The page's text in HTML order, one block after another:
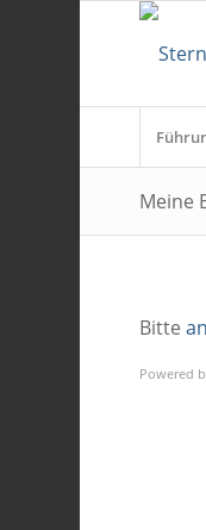
Meine
Bitte
Powered